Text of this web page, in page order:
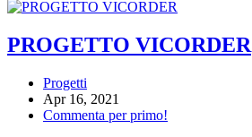
PROGETTO VICORDER
Progetti
Apr 16, 2021
Commenta per primo!